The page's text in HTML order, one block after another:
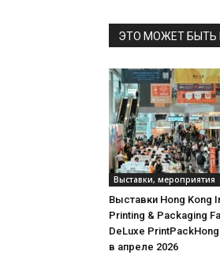
ЭТО МОЖЕТ БЫТЬ
Выставки, мероприятия
Выставки Hong Kong
Printing & Packaging
DeLuxe
в апреле 2026